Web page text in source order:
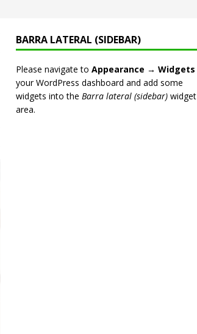
BARRA LATERAL (SIDEBAR)
Please navigate to Appearance → Widgets
your WordPress dashboard and add some
widgets into the Barra lateral (sidebar)widget
area.